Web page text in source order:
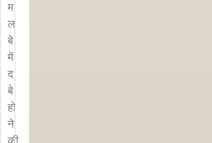
म
ल
बे
में
द
बे
हो
ने